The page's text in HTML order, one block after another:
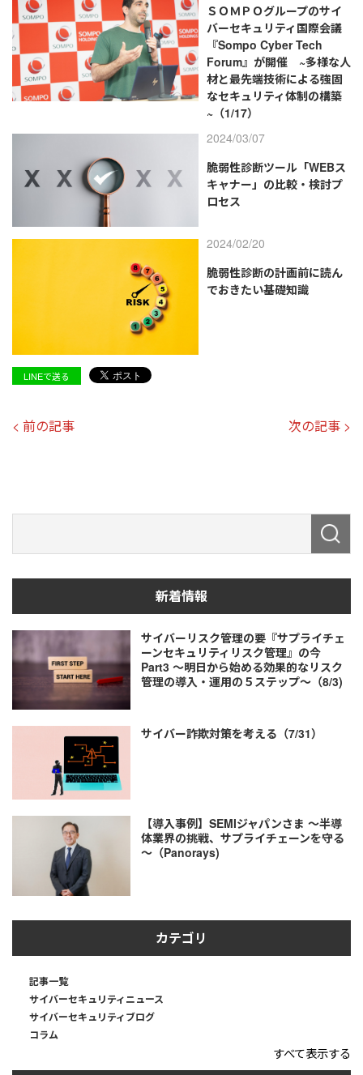
ＳＯＭＰＯグループのサイ
バーセキュリティ国際会議
『Sompo Cyber Tech
Forum』が開催 ~多様な人
材と最先端技術による強固
なセキュリティ体制の構築
~（1/17）
2024/03/07
脆弱性診断ツール「WEBス
キャナー」の比較・検討プ
ロセス
2024/02/20
脆弱性診断の計画前に読ん
でおきたい基礎知識
LINEで送る
< 前の記事 次の記事 >
新着情報
サイバーリスク管理の要『サプライチェ
ーンセキュリティリスク管理』の今
Part3 ～明日から始める効果的なリスク
管理の導入・運用の５ステップ～（8/3)
サイバー詐欺対策を考える（7/31）
【導入事例】SEMIジャパンさま ～半導
体業界の挑戦、サプライチェーンを守る
～（Panorays)
カテゴリ
記事一覧
サイバーセキュリティニュース
サイバーセキュリティブログ
コラム
すべて表示する